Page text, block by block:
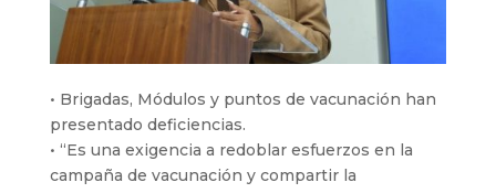
• Brigadas, Módulos y puntos de vacunación han
presentado deficiencias.
• “Es una exigencia a redoblar esfuerzos en la
campaña de vacunación y compartir la